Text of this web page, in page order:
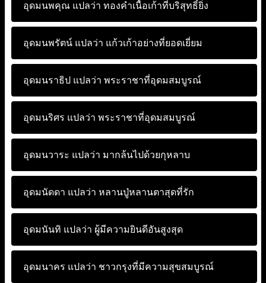
อุดมนพคุณ แปลว่า ทองคำเนื้อเก้าที่บริสุทธิ์ยิ่ง
อุดมนพรัตน์ แปลว่า แก้วเก้าอย่างที่ยอดเยี่ยม
อุดมนราธิป แปลว่า พระราชาที่อุดมสมบูรณ์
อุดมนริศร แปลว่า พระราชาที่อุดมสมบูรณ์
อุดมนวาระ แปลว่า มากล้นไปด้วยกุหลาบ
อุดมนัดดา แปลว่า หลานปู่หลานตาสุดที่รัก
อุดมนันทิ แปลว่า ผู้มีความยินดีอันสูงสุด
อุดมนาคร แปลว่า ชาวกรุงที่มีความสุขสมบูรณ์